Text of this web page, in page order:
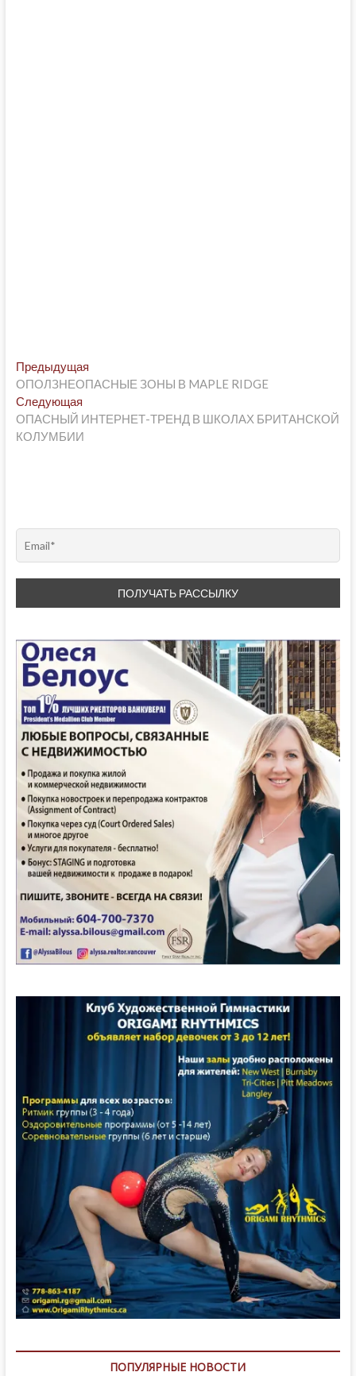
Post
navigation
ПредыдущаяПредыдущая
post:
ОПОЛЗНЕОПАСНЫЕ ЗОНЫ В MAPLE RIDGE
СледующаяСледующая
post:
ОПАСНЫЙ ИНТЕРНЕТ-ТРЕНД В ШКОЛАХ БРИТАНСКОЙ
КОЛУМБИИ
ПОПУЛЯРНЫЕ НОВОСТИ